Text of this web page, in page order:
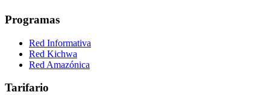
Programas
Red Informativa
Red Kichwa
Red Amazónica
Tarifario